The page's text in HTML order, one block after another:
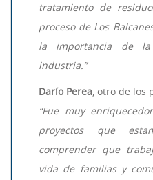
tratamiento de
proceso de Los
la importancia de
industria.”
Darío Perea, otro de los
“Fue muy
proyectos que
comprender que
vida de familias y